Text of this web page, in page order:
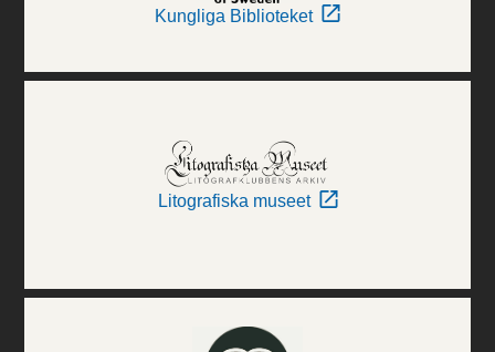
Kungliga Biblioteket
Litografiska museet